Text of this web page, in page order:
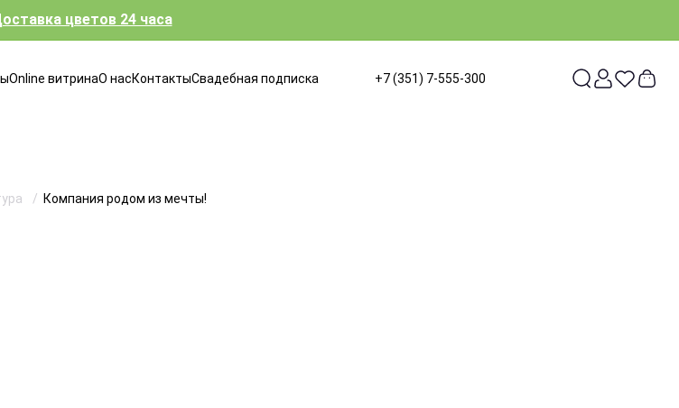
цветов 24 часа
Online витринаО насКонтактыСвадебная подписка +7 (351) 7-555-300
Компания родом из мечты!